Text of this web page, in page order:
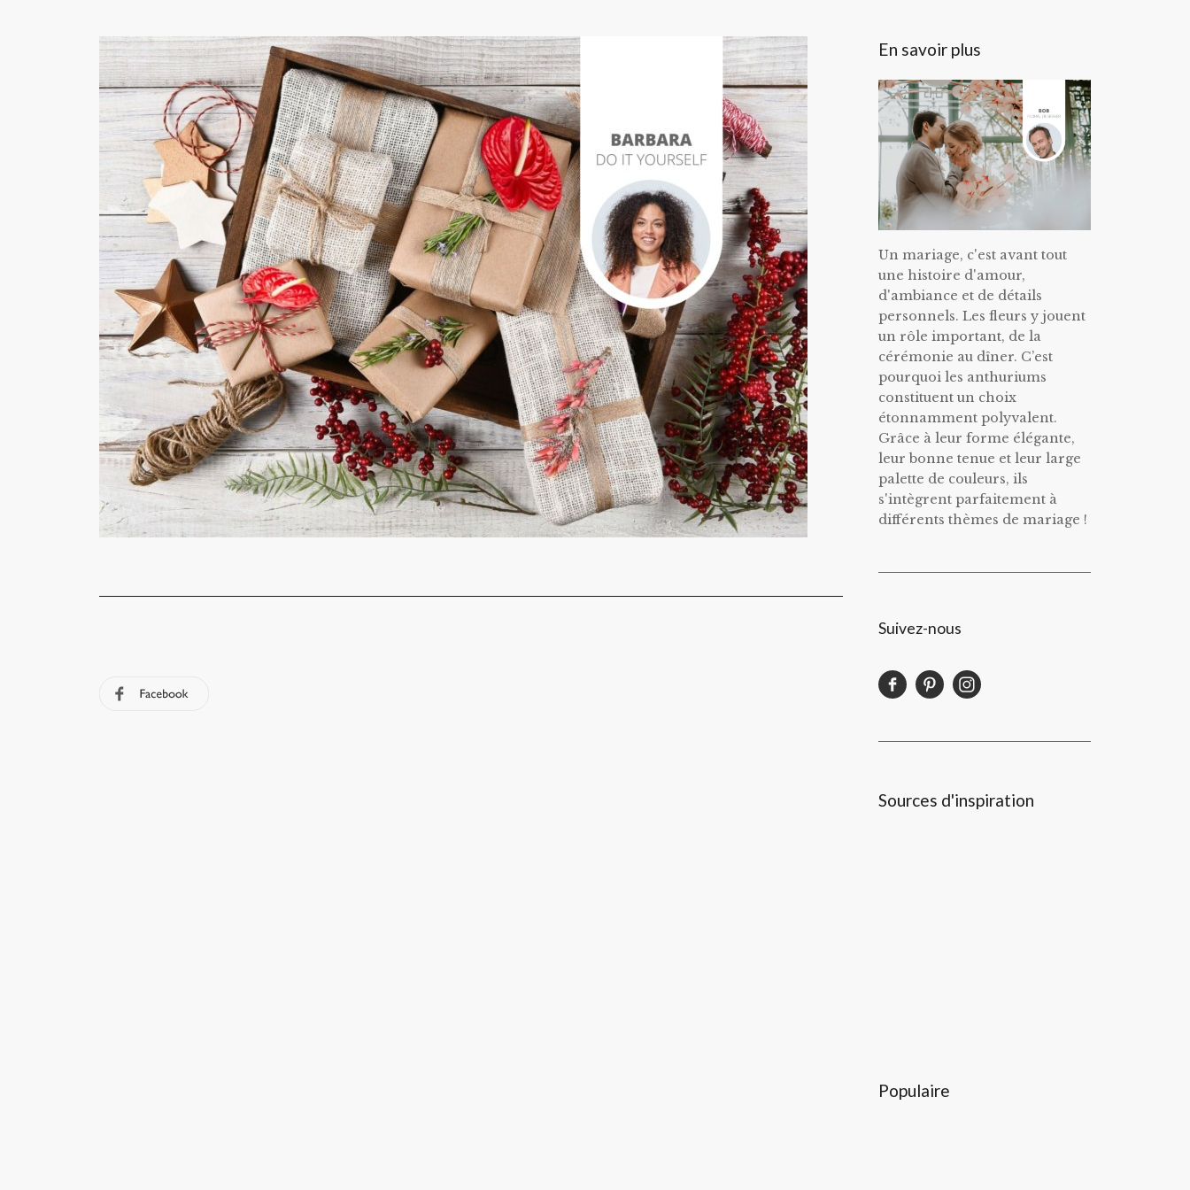
En savoir plus
Un mariage, c'est avant tout
une histoire d'amour,
d'ambiance et de détails
personnels. Les fleurs y jouent
un rôle important, de la
cérémonie au dîner. C’est
pourquoi les anthuriums
constituent un choix
étonnamment polyvalent.
Grâce à leur forme élégante,
leur bonne tenue et leur large
palette de couleurs, ils
s'intègrent parfaitement à
différents thèmes de mariage !
Suivez-nous
Sources d'inspiration
Populaire